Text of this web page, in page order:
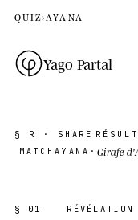
QUIZ› AYANA
Yago Partal
§ R · SHARE
MATCH AYANA · Girafe
§ 01 RÉVÉLATION